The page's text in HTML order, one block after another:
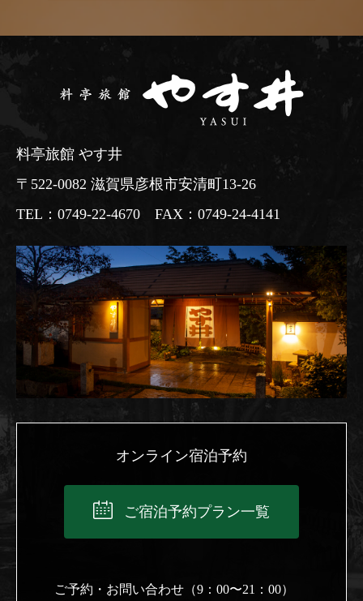
料亭旅館 やす井
〒522-0082 滋賀県彦根市安清町13-26
TEL：0749-22-4670 FAX：0749-24-4141
オンライン宿泊予約
ご宿泊予約プラン一覧
ご予約・お問い合わせ（9：00〜21：00）